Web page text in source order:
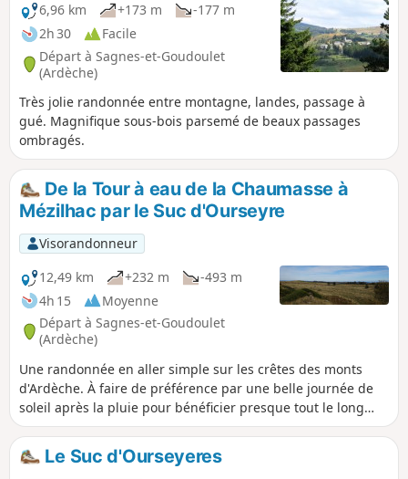
6,96 km
+173 m
-177 m
2h 30
Facile
Départ à Sagnes-et-Goudoulet
(Ardèche)
Très jolie randonnée entre montagne, landes, passage à
gué. Magnifique sous-bois parsemé de beaux passages
ombragés.
De la Tour à eau de la Chaumasse à
Mézilhac par le Suc d'Ourseyre
Visorandonneur
12,49 km
+232 m
-493 m
4h 15
Moyenne
Départ à Sagnes-et-Goudoulet
(Ardèche)
Une randonnée en aller simple sur les crêtes des monts
d'Ardèche. À faire de préférence par une belle journée de
soleil après la pluie pour bénéficier presque tout le long
d'une vue superbe sur toutes les Alpes, du Mont Blanc au
Ventoux.Le Suc d'Ourseyeres